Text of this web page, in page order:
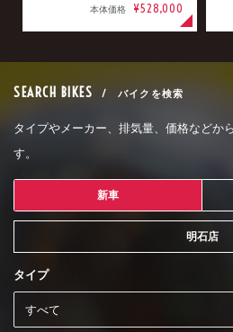
本体価格 ¥528,000
SEARCH BIKES / バイクを検索
タイプやメーカー、排気量、価格などか
す。
新車
明石店
タイプ